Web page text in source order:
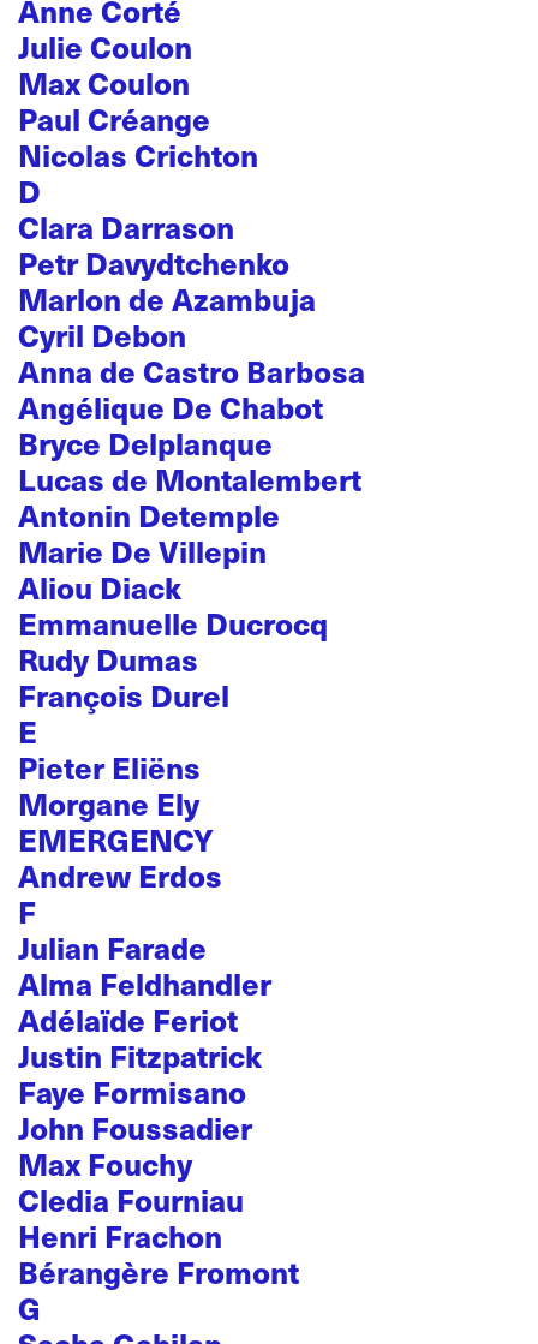
Anne Corté
Julie Coulon
Max Coulon
Paul Créange
Nicolas Crichton
D
Clara Darrason
Petr Davydtchenko
Marlon de Azambuja
Cyril Debon
Anna de Castro Barbosa
Angélique De Chabot
Bryce Delplanque
Lucas de Montalembert
Antonin Detemple
Marie De Villepin
Aliou Diack
Emmanuelle Ducrocq
Rudy Dumas
François Durel
E
Pieter Eliëns
Morgane Ely
EMERGENCY
Andrew Erdos
F
Julian Farade
Alma Feldhandler
Adélaïde Feriot
Justin Fitzpatrick
Faye Formisano
John Foussadier
Max Fouchy
Cledia Fourniau
Henri Frachon
Bérangère Fromont
G